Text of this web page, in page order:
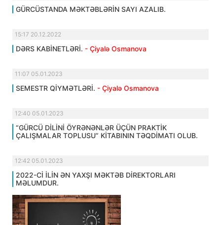
GÜRCÜSTANDA MƏKTƏBLƏRİN SAYI AZALIB.
15:17 20.12.2022
DƏRS KABİNETLƏRİ. - Çiyalə Osmanova
11:07 05.01.2023
SEMESTR QİYMƏTLƏRİ. - Çiyalə Osmanova
12:40 05.01.2023
“GÜRCÜ DİLİNİ ÖYRƏNƏNLƏR ÜÇÜN PRAKTİK
ÇALIŞMALAR TOPLUSU” KİTABININ TƏQDİMATI OLUB.
12:42 05.01.2023
2022-Cİ İLİN ƏN YAXŞI MƏKTƏB DİREKTORLARI
MƏLUMDUR.